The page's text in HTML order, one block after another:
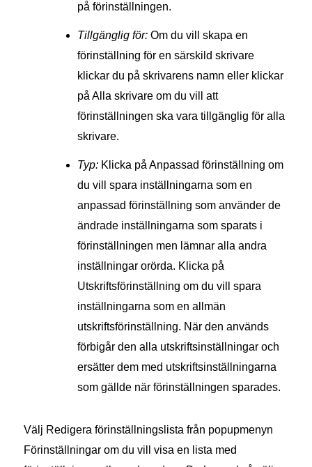
på förinställningen.
Tillgänglig för:Om du vill skapa en
förinställning för en särskild skrivare
klickar du på skrivarens namn eller klickar
på Alla skrivare om du vill att
förinställningen ska vara tillgänglig för alla
skrivare.
Typ:Klicka på Anpassad förinställning om
du vill spara inställningarna som en
anpassad förinställning som använder de
ändrade inställningarna som sparats i
förinställningen men lämnar alla andra
inställningar orörda. Klicka på
Utskriftsförinställning om du vill spara
inställningarna som en allmän
utskriftsförinställning. När den används
förbigår den alla utskriftsinställningar och
ersätter dem med utskriftsinställningarna
som gällde när förinställningen sparades.
Välj Redigera förinställningslista från popupmenyn
Förinställningar om du vill visa en lista med